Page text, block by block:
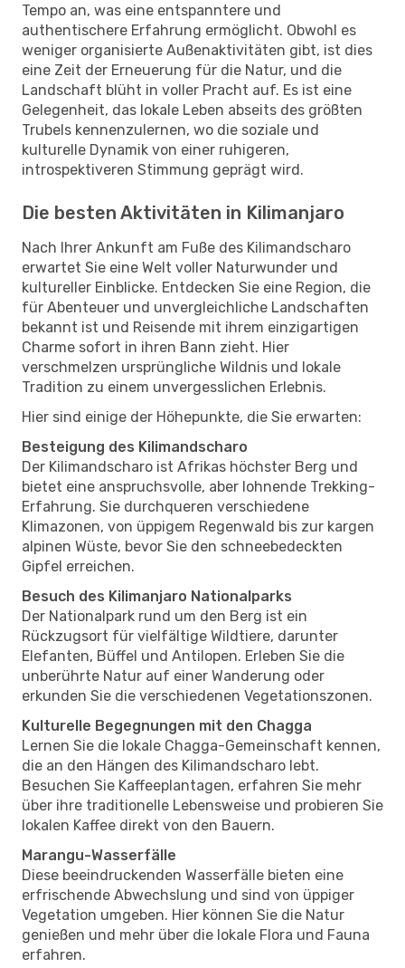
Tempo an, was eine entspanntere und
authentischere Erfahrung ermöglicht. Obwohl es
weniger organisierte Außenaktivitäten gibt, ist dies
eine Zeit der Erneuerung für die Natur, und die
Landschaft blüht in voller Pracht auf. Es ist eine
Gelegenheit, das lokale Leben abseits des größten
Trubels kennenzulernen, wo die soziale und
kulturelle Dynamik von einer ruhigeren,
introspektiveren Stimmung geprägt wird.
Die besten Aktivitäten in Kilimanjaro
Nach Ihrer Ankunft am Fuße des Kilimandscharo
erwartet Sie eine Welt voller Naturwunder und
kultureller Einblicke. Entdecken Sie eine Region, die
für Abenteuer und unvergleichliche Landschaften
bekannt ist und Reisende mit ihrem einzigartigen
Charme sofort in ihren Bann zieht. Hier
verschmelzen ursprüngliche Wildnis und lokale
Tradition zu einem unvergesslichen Erlebnis.
Hier sind einige der Höhepunkte, die Sie erwarten:
Besteigung des Kilimandscharo
Der Kilimandscharo ist Afrikas höchster Berg und
bietet eine anspruchsvolle, aber lohnende Trekking-
Erfahrung. Sie durchqueren verschiedene
Klimazonen, von üppigem Regenwald bis zur kargen
alpinen Wüste, bevor Sie den schneebedeckten
Gipfel erreichen.
Besuch des Kilimanjaro Nationalparks
Der Nationalpark rund um den Berg ist ein
Rückzugsort für vielfältige Wildtiere, darunter
Elefanten, Büffel und Antilopen. Erleben Sie die
unberührte Natur auf einer Wanderung oder
erkunden Sie die verschiedenen Vegetationszonen.
Kulturelle Begegnungen mit den Chagga
Lernen Sie die lokale Chagga-Gemeinschaft kennen,
die an den Hängen des Kilimandscharo lebt.
Besuchen Sie Kaffeeplantagen, erfahren Sie mehr
über ihre traditionelle Lebensweise und probieren Sie
lokalen Kaffee direkt von den Bauern.
Marangu-Wasserfälle
Diese beeindruckenden Wasserfälle bieten eine
erfrischende Abwechslung und sind von üppiger
Vegetation umgeben. Hier können Sie die Natur
genießen und mehr über die lokale Flora und Fauna
erfahren.